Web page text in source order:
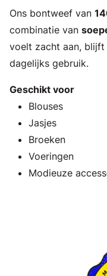
Ons bontweef van
combinatie van
voelt zacht aan,
dagelijks gebruik.
Geschikt voor
Blouses
Jasjes
Broeken
Voeringen
Modieuze